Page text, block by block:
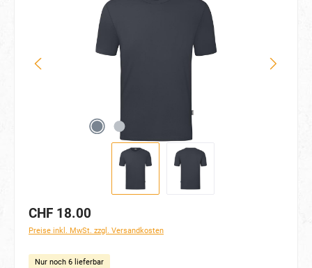
CHF 18.00
Preise inkl. MwSt. zzgl. Versandkosten
Nur noch 6 lieferbar